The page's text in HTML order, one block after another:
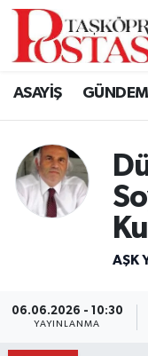
ASAYİŞ GÜNDEM
AŞK
06.06.2026 - 10:30
YAYINLANMA
Kastamonu
Ağlı
Araç